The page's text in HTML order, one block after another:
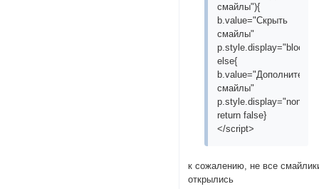
смайлы"){
b.value="Скрыть
смайлы"
p.style.display="block"}
else{
смайлы"
p.style.display="none"}
return false}
</script>
к сожалению, не все
открылись